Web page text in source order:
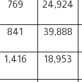
24,924
769
39,888
841
18,953
1,416